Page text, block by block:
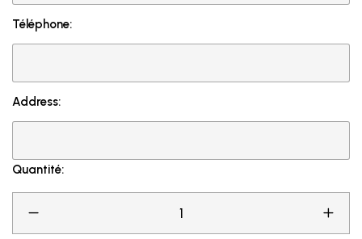
Téléphone:
Address:
Quantité: